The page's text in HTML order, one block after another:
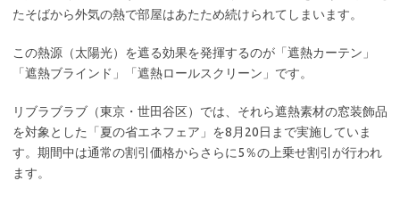
たそばから外気の熱で部屋はあたため続けられてしまいます。
この熱源（太陽光）を遮る効果を発揮するのが「遮熱カーテン」
「遮熱ブラインド」「遮熱ロールスクリーン」です。
リブラブラブ（東京・世田谷区）では、それら遮熱素材の窓装飾品
を対象とした「夏の省エネフェア」を8月20日まで実施していま
す。期間中は通常の割引価格からさらに5％の上乗せ割引が行われ
ます。